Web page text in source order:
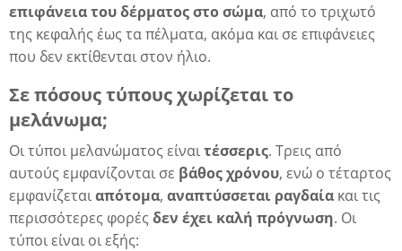
επιφάνεια του δέρματος στο σώμα, από το τριχωτό
της κεφαλής έως τα πέλματα, ακόμα και σε επιφάνειες
που δεν εκτίθενται στον ήλιο.
Σε πόσους τύπους χωρίζεται το
μελάνωμα;
Οι τύποι μελανώματος είναιτέσσερις. Τρεις από
αυτούς εμφανίζονται σε βάθος χρόνου, ενώ ο τέταρτος
εμφανίζεταιαπότομα, αναπτύσσεται ραγδαία και τις
περισσότερες φορές δεν έχει καλή πρόγνωση. Οι
τύποι είναι οι εξής: